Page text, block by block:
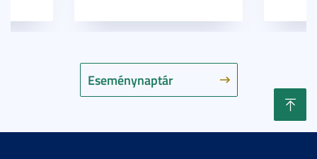
Eseménynaptár